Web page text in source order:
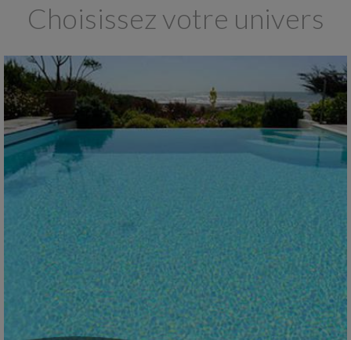
Choisissez votre univers